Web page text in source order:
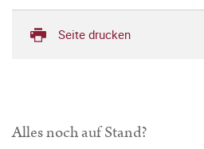
Seite drucken
Alles noch auf Stand?